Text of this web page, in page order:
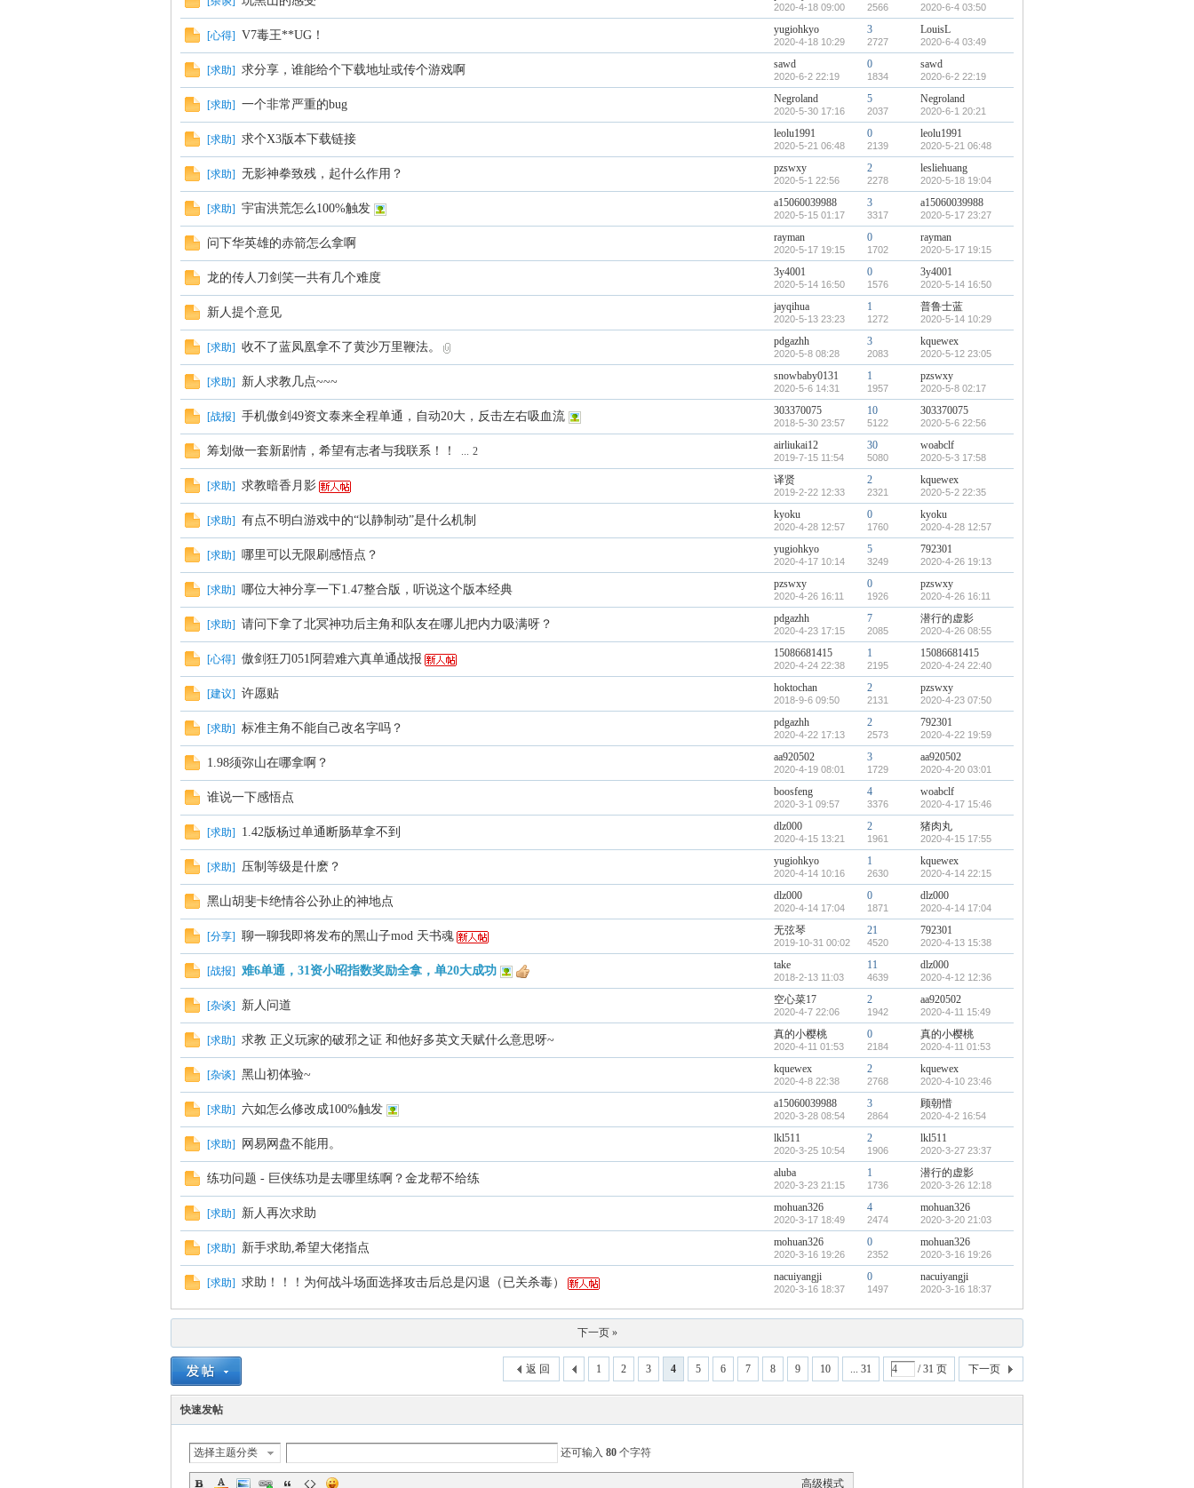
2020-4-18 09:00 2566 2020-6-4 03:50
[心得] V7毒王**UG！ yugiohkyo
2020-4-18 10:29
3
2727
LouisL
2020-6-4 03:49
[求助] 求分享，谁能给个下载地址或传个游戏啊 sawd
2020-6-2 22:19
0
1834
sawd
2020-6-2 22:19
[求助] 一个非常严重的bug Negroland
2020-5-30 17:16
5
2037
Negroland
2020-6-1 20:21
[求助] 求个X3版本下载链接 leolu1991
2020-5-21 06:48
0
2139
leolu1991
2020-5-21 06:48
[求助] 无影神拳致残，起什么作用？ pzswxy
2020-5-1 22:56
2
2278
lesliehuang
2020-5-18 19:04
[求助] 宇宙洪荒怎么100%触发 a15060039988
2020-5-15 01:17
3
3317
a15060039988
2020-5-17 23:27
问下华英雄的赤箭怎么拿啊 rayman
2020-5-17 19:15
0
1702
rayman
2020-5-17 19:15
龙的传人刀剑笑一共有几个难度 3y4001
2020-5-14 16:50
0
1576
3y4001
2020-5-14 16:50
新人提个意见 jayqihua
2020-5-13 23:23
1
1272
普鲁士蓝
2020-5-14 10:29
[求助] 收不了蓝凤凰拿不了黄沙万里鞭法。 pdgazhh
2020-5-8 08:28
3
2083
kquewex
2020-5-12 23:05
[求助] 新人求教几点~~~ snowbaby0131
2020-5-6 14:31
1
1957
pzswxy
2020-5-8 02:17
[战报] 手机傲剑49资文泰来全程单通，自动20大，反击左右吸血流 303370075
2018-5-30 23:57
10
5122
303370075
2020-5-6 22:56
筹划做一套新剧情，希望有志者与我联系！！ ... 2 airliukai12
2019-7-15 11:54
30
5080
woabclf
2020-5-3 17:58
[求助] 求教暗香月影 译贤
2019-2-22 12:33
2
2321
kquewex
2020-5-2 22:35
[求助] 有点不明白游戏中的“以静制动”是什么机制 kyoku
2020-4-28 12:57
0
1760
kyoku
2020-4-28 12:57
[求助] 哪里可以无限刷感悟点？ yugiohkyo
2020-4-17 10:14
5
3249
792301
2020-4-26 19:13
[求助] 哪位大神分享一下1.47整合版，听说这个版本经典 pzswxy
2020-4-26 16:11
0
1926
pzswxy
2020-4-26 16:11
[求助] 请问下拿了北冥神功后主角和队友在哪儿把内力吸满呀？ pdgazhh
2020-4-23 17:15
7
2085
潜行的虚影
2020-4-26 08:55
[心得] 傲剑狂刀051阿碧难六真单通战报 15086681415
2020-4-24 22:38
1
2195
15086681415
2020-4-24 22:40
[建议] 许愿贴 hoktochan
2018-9-6 09:50
2
2131
pzswxy
2020-4-23 07:50
[求助] 标准主角不能自己改名字吗？ pdgazhh
2020-4-22 17:13
2
2573
792301
2020-4-22 19:59
1.98须弥山在哪拿啊？ aa920502
2020-4-19 08:01
3
1729
aa920502
2020-4-20 03:01
谁说一下感悟点 boosfeng
2020-3-1 09:57
4
3376
woabclf
2020-4-17 15:46
[求助] 1.42版杨过单通断肠草拿不到 dlz000
2020-4-15 13:21
2
1961
猪肉丸
2020-4-15 17:55
[求助] 压制等级是什麽？ yugiohkyo
2020-4-14 10:16
1
2630
kquewex
2020-4-14 22:15
黑山胡斐卡绝情谷公孙止的神地点 dlz000
2020-4-14 17:04
0
1871
dlz000
2020-4-14 17:04
[分享] 聊一聊我即将发布的黑山子mod 天书魂 无弦琴
2019-10-31 00:02
21
4520
792301
2020-4-13 15:38
[战报] 难6单通，31资小昭指数奖励全拿，单20大成功 take
2018-2-13 11:03
11
4639
dlz000
2020-4-12 12:36
[杂谈] 新人问道 空心菜17
2020-4-7 22:06
2
1942
aa920502
2020-4-11 15:49
[求助] 求教 正义玩家的破邪之证 和他好多英文天赋什么意思呀~ 真的小樱桃
2020-4-11 01:53
0
2184
真的小樱桃
2020-4-11 01:53
[杂谈] 黑山初体验~ kquewex
2020-4-8 22:38
2
2768
kquewex
2020-4-10 23:46
[求助] 六如怎么修改成100%触发 a15060039988
2020-3-28 08:54
3
2864
顾朝惜
2020-4-2 16:54
[求助] 网易网盘不能用。 lkl511
2020-3-25 10:54
2
1906
lkl511
2020-3-27 23:37
练功问题 - 巨侠练功是去哪里练啊？金龙帮不给练 aluba
2020-3-23 21:15
1
1736
潜行的虚影
2020-3-26 12:18
[求助] 新人再次求助 mohuan326
2020-3-17 18:49
4
2474
mohuan326
2020-3-20 21:03
[求助] 新手求助,希望大佬指点 mohuan326
2020-3-16 19:26
0
2352
mohuan326
2020-3-16 19:26
[求助] 求助！！！为何战斗场面选择攻击后总是闪退（已关杀毒） nacuiyangji
2020-3-16 18:37
0
1497
nacuiyangji
2020-3-16 18:37
下一页 »
1 2 3 4 5 6 7 8 9 10 ... 31 / 31 页 下一页
返 回
快速发帖
选择主题分类 还可输入 80 个字符
高级模式